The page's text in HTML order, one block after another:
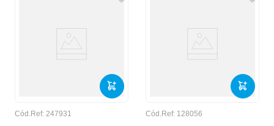
Cód.Ref: 247931 Cód.Ref: 128056